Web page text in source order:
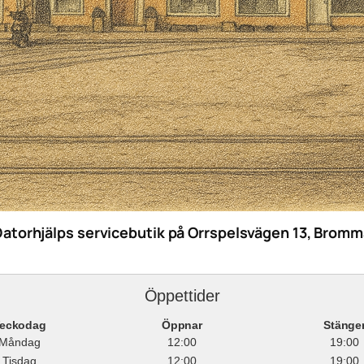
servicebutik på Orrspelsvägen 13,
Öppettider
Öppnar
12:00
19:00
Tisdag
12:00 19:00